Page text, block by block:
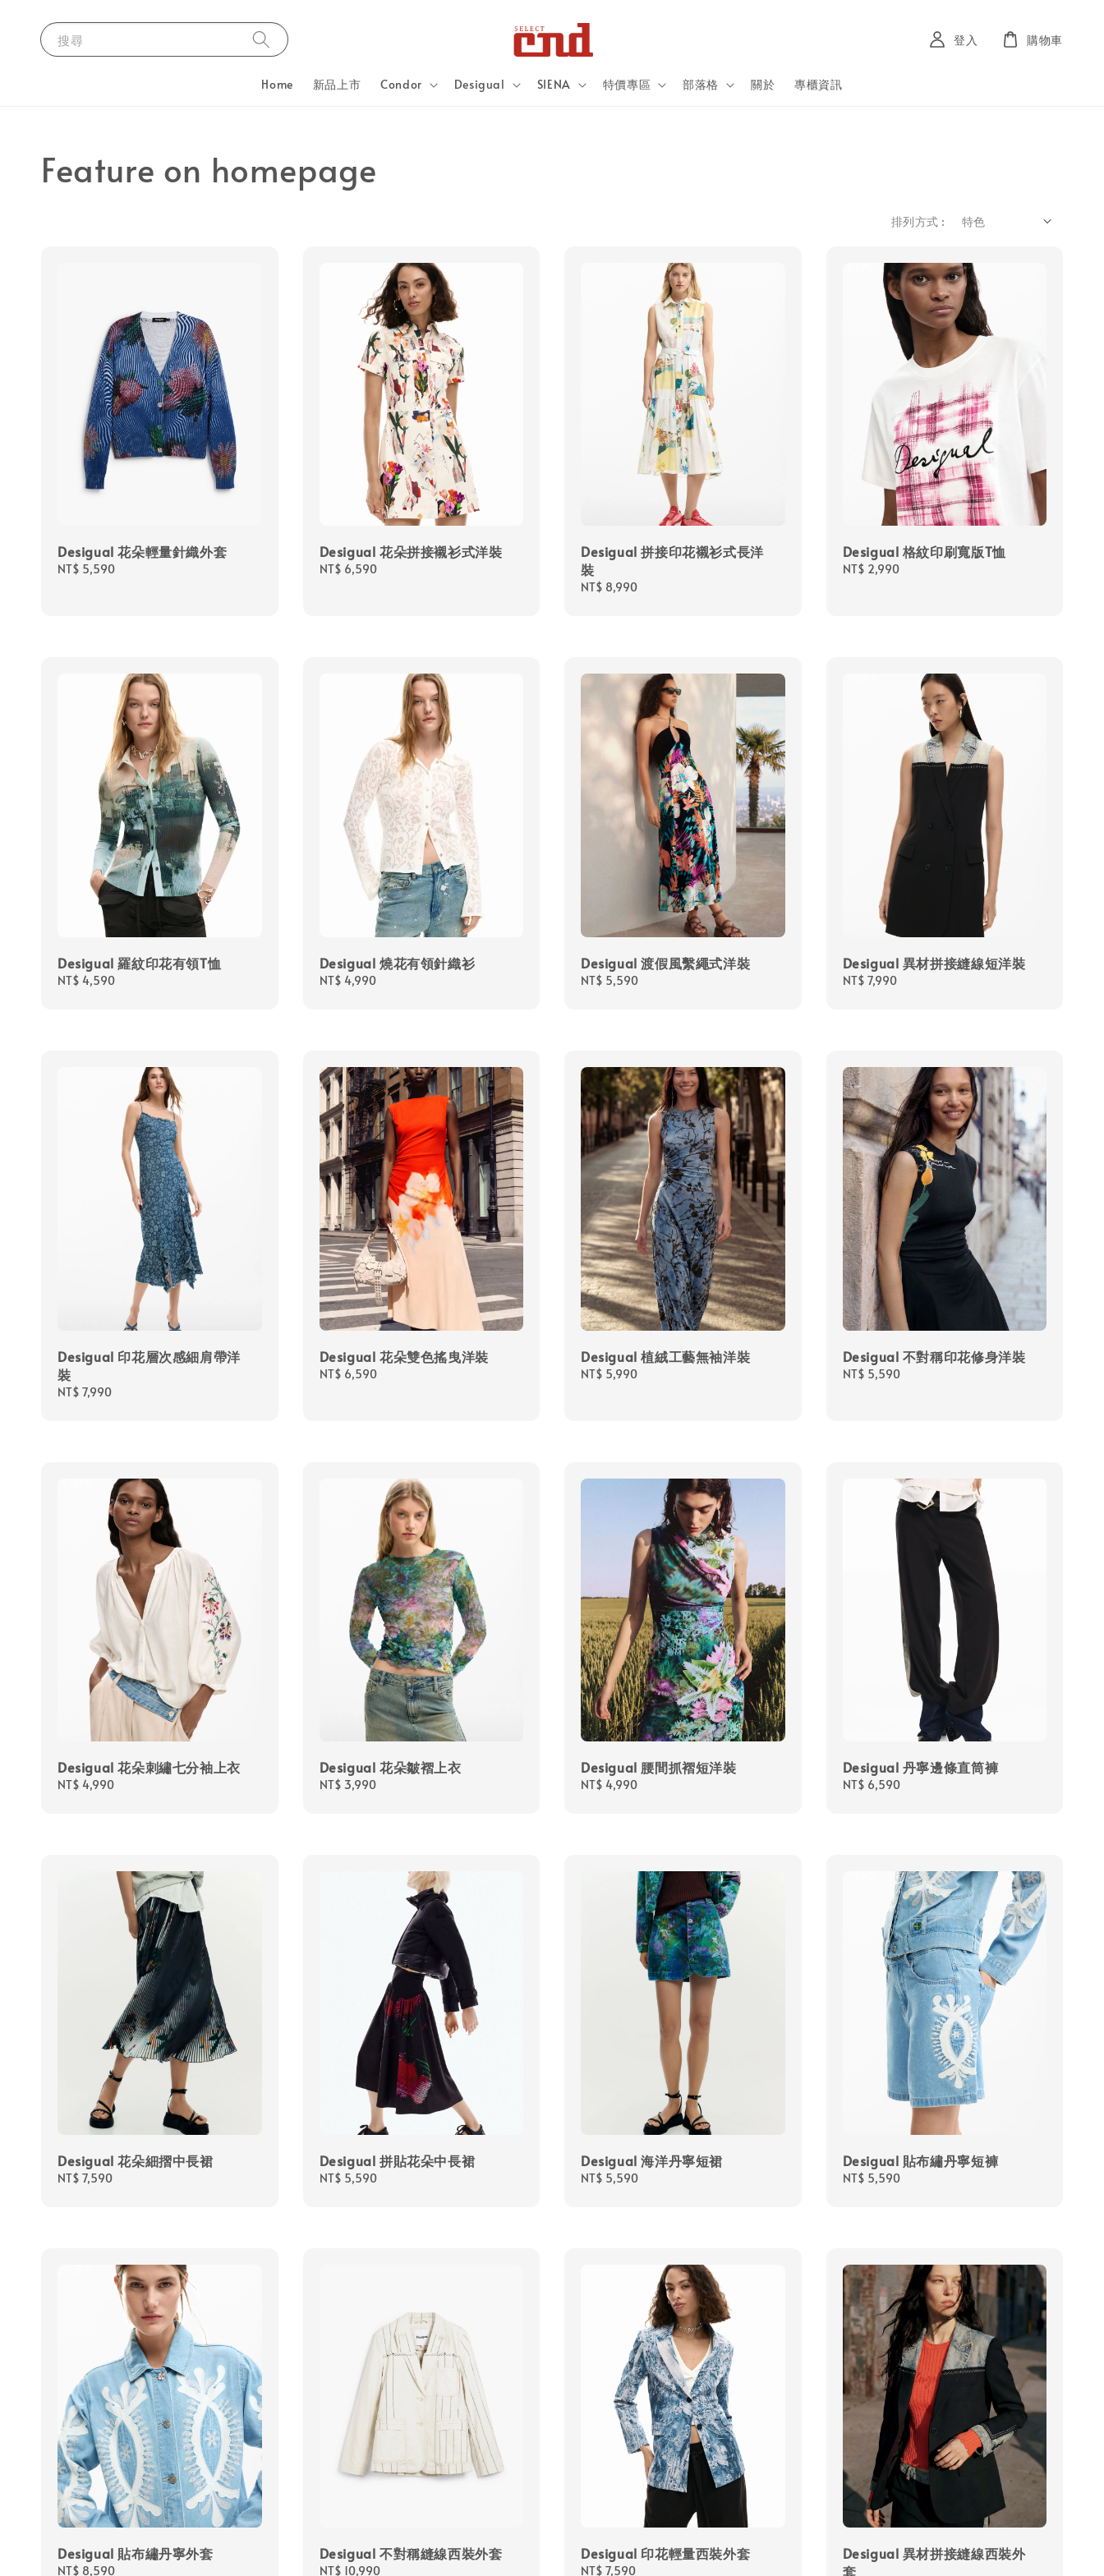
搜尋
Home 新品上市 Condor Desigual SIENA 特價專區 部落格 關於 專櫃資訊
登入 購物車
Feature on homepage
排列方式 :
Desigual 花朵輕量針織外套
Regular
NT$ 5,590
Desigual 花朵拼接襯衫式洋裝
Regular
NT$ 6,590
Desigual 拼接印花襯衫式長洋
裝
Regular
NT$ 8,990
Desigual 格紋印刷寬版T恤
Regular
NT$ 2,990
Desigual 羅紋印花有領T恤
Regular
NT$ 4,590
Desigual 燒花有領針織衫
Regular
NT$ 4,990
Desigual 渡假風繫繩式洋裝
Regular
NT$ 5,590
Desigual 異材拼接縫線短洋裝
Regular
NT$ 7,990
Desigual 印花層次感細肩帶洋
裝
Regular
NT$ 7,990
Desigual 花朵雙色搖曳洋裝
Regular
NT$ 6,590
Desigual 植絨工藝無袖洋裝
Regular
NT$ 5,990
Desigual 不對稱印花修身洋裝
Regular
NT$ 5,590
Desigual 花朵刺繡七分袖上衣
Regular
NT$ 4,990
Desigual 花朵皺褶上衣
Regular
NT$ 3,990
Desigual 腰間抓褶短洋裝
Regular
NT$ 4,990
Desigual 丹寧邊條直筒褲
Regular
NT$ 6,590
Desigual 花朵細摺中長裙
Regular
NT$ 7,590
Desigual 拼貼花朵中長裙
Regular
NT$ 5,590
Desigual 海洋丹寧短裙
Regular
NT$ 5,590
Desigual 貼布繡丹寧短褲
Regular
NT$ 5,590
Desigual 貼布繡丹寧外套
Regular
NT$ 8,590
Desigual 不對稱縫線西裝外套
Regular
NT$ 10,990
Desigual 印花輕量西裝外套
Regular
NT$ 7,590
Desigual 異材拼接縫線西裝外
套